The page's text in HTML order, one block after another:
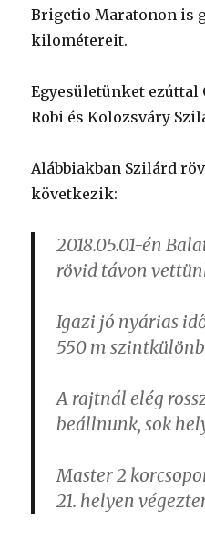
Brigetio Maratonon is
kilométereit.
Egyesületünket ezúttal
Robi és Kolozsváry
Alábbiakban Szilárd
következik:
2018.05.01-én
rövid távon
Igazi jó nyárias
550 m
A rajtnál elég
beállnunk, sok
Master 2
21. helyen